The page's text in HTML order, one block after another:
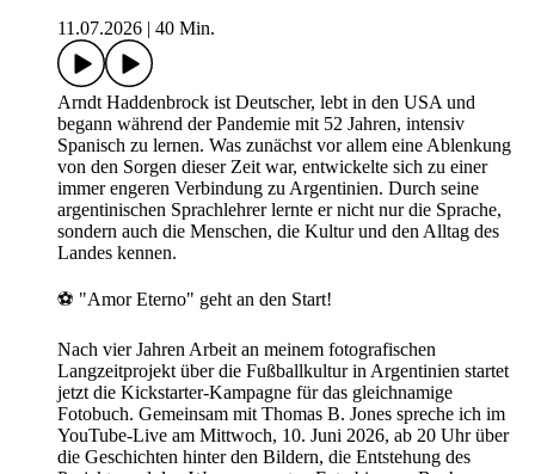
11.07.2026
40 Min.
Arndt Haddenbrock ist Deutscher, lebt in den USA und
begann während der Pandemie mit 52 Jahren, intensiv
Spanisch zu lernen. Was zunächst vor allem eine Ablenkung
von den Sorgen dieser Zeit war, entwickelte sich zu einer
immer engeren Verbindung zu Argentinien. Durch seine
argentinischen Sprachlehrer lernte er nicht nur die Sprache,
sondern auch die Menschen, die Kultur und den Alltag des
Landes kennen.
⚽ "Amor Eterno" geht an den Start!
Nach vier Jahren Arbeit an meinem fotografischen
Langzeitprojekt über die Fußballkultur in Argentinien startet
jetzt die Kickstarter-Kampagne für das gleichnamige
Fotobuch. Gemeinsam mit Thomas B. Jones spreche ich im
YouTube-Live am Mittwoch, 10. Juni 2026, ab 20 Uhr über
die Geschichten hinter den Bildern, die Entstehung des